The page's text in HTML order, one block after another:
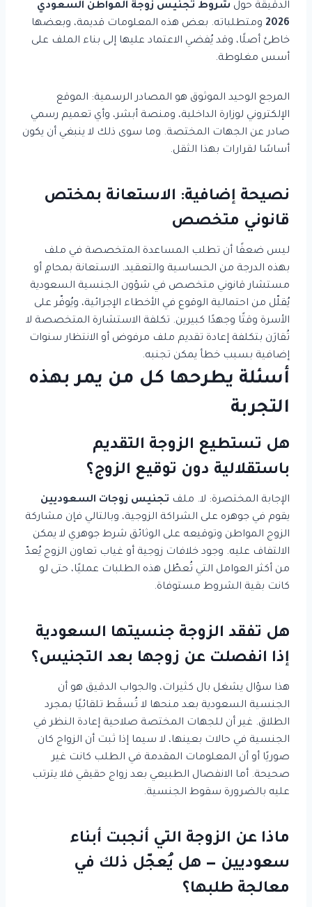
الدقيقة حول شروط تجنيس زوجة المواطن السعودي
2026 ومتطلباته. بعض هذه المعلومات قديمة، وبعضها
خاطئ أصلًا، وقد يُفضي الاعتماد عليها إلى بناء الملف على
أسس مغلوطة.
المرجع الوحيد الموثوق هو المصادر الرسمية: الموقع
الإلكتروني لوزارة الداخلية، ومنصة أبشر، وأي تعميم رسمي
صادر عن الجهات المختصة. وما سوى ذلك لا ينبغي أن يكون
أساسًا لقرارات بهذا الثقل.
نصيحة إضافية: الاستعانة بمختص
قانوني متخصص
ليس ضعفًا أن تطلب المساعدة المتخصصة في ملف
بهذه الدرجة من الحساسية والتعقيد. الاستعانة بمحامٍ أو
مستشار قانوني متخصص في شؤون الجنسية السعودية
يُقلّل من احتمالية الوقوع في الأخطاء الإجرائية، ويُوفّر على
الأسرة وقتًا وجهدًا كبيرين. تكلفة الاستشارة المتخصصة لا
تُقارَن بتكلفة إعادة تقديم ملف مرفوض أو الانتظار سنوات
إضافية بسبب خطأ يمكن تجنبه.
أسئلة يطرحها كل من يمر بهذه
التجربة
هل تستطيع الزوجة التقديم
باستقلالية دون توقيع الزوج؟
الإجابة المختصرة: لا. ملف تجنيس زوجات السعوديين
يقوم في جوهره على الشراكة الزوجية، وبالتالي فإن مشاركة
الزوج المواطن وتوقيعه على الوثائق شرط جوهري لا يمكن
الالتفاف عليه. وجود خلافات زوجية أو غياب تعاون الزوج يُعدّ
من أكثر العوامل التي تُعطّل هذه الطلبات عمليًا، حتى لو
كانت بقية الشروط مستوفاة.
هل تفقد الزوجة جنسيتها السعودية
إذا انفصلت عن زوجها بعد التجنيس؟
هذا سؤال يشغل بال كثيرات، والجواب الدقيق هو أن
الجنسية السعودية بعد منحها لا تُسقَط تلقائيًا بمجرد
الطلاق. غير أن للجهات المختصة صلاحية إعادة النظر في
الجنسية في حالات بعينها، لا سيما إذا ثبت أن الزواج كان
صوريًا أو أن المعلومات المقدمة في الطلب كانت غير
صحيحة. أما الانفصال الطبيعي بعد زواج حقيقي فلا يترتب
عليه بالضرورة سقوط الجنسية.
ماذا عن الزوجة التي أنجبت أبناء
سعوديين — هل يُعجّل ذلك في
معالجة طلبها؟